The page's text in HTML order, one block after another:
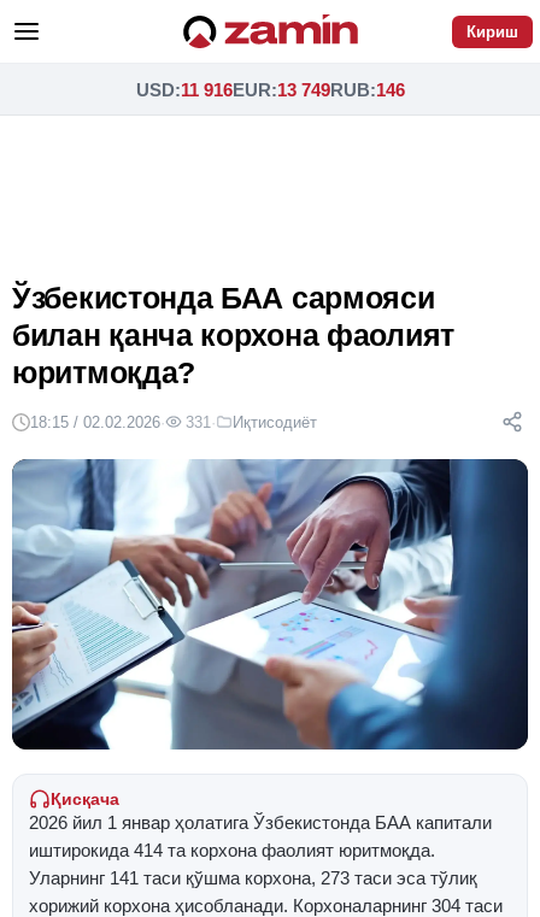
Кириш
USD:11 916EUR:13 749RUB:146
Ўзбекистонда БАА сармояси
билан қанча корхона фаолият
юритмоқда?
18:15 / 02.02.2026· 331 · Иқтисодиёт
Қисқача
2026 йил 1 январ ҳолатига Ўзбекистонда БАА капитали
иштирокида 414 та корхона фаолият юритмоқда.
Уларнинг 141 таси қўшма корхона, 273 таси эса тўлиқ
хорижий корхона ҳисобланади. Корхоналарнинг 304 таси